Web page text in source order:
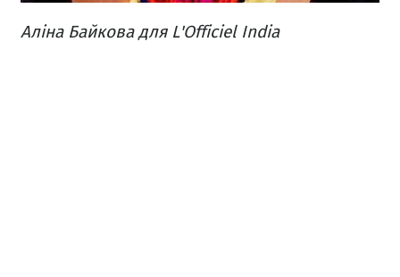
Аліна Байкова для L'Officiel India